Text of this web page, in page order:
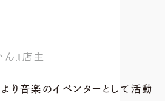
ん』店主
り音楽のイベンターとして活動